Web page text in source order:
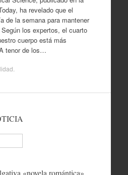
ha revelado que el
de la semana para mantener
los expertos, el cuarto
cuerpo está más
tenor de los…
«novela romántica»